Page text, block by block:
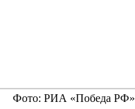
Фото: РИА «Победа РФ»